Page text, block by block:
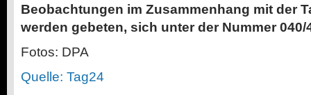
Beobachtungen im Zusammenhang mit der
werden gebeten, sich unter der Nummer 040/
Fotos: DPA
Quelle: Tag24